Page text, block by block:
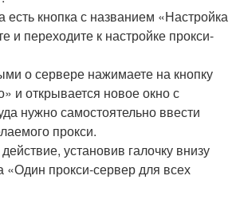
есть кнопка с названием «Настройка
и переходите к настройке прокси-
о сервере нажимаете на кнопку
и открывается новое окно с
нужно самостоятельно ввести
прокси.
установив галочку внизу
«Один прокси-сервер для всех